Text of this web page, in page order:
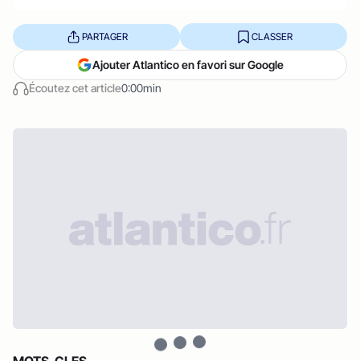
Écoutez cet article0:00min
PARTAGER CLASSER
Ajouter Atlantico en favori sur Google